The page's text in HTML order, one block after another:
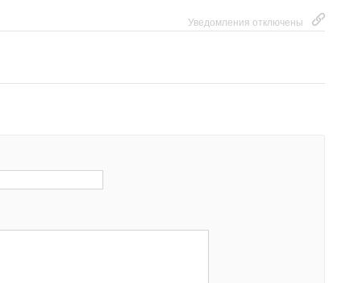
Уведомления отключены